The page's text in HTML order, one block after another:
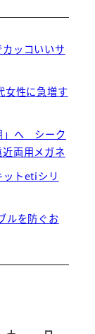
ッコいいサ
女性に急増す
」へ シーク
両用メガネ
ットetiシリ
ルを防ぐお